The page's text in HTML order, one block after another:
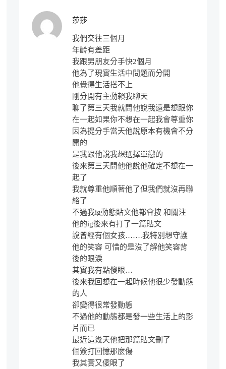
莎莎
我們交往三個月
年齡有差距
我跟男朋友分手快2個月
他為了現實生活中問題而分開
他覺得生活搭不上
剛分開有主動賴我聊天
聊了第三天我就問他說我還是想跟你
在一起如果你不想在一起我會尊重你
因為提分手當天他說原本有機會不分
開的
是我跟他說我想選擇單戀的
後來第三天問他他說他確定不想在一
起了
我就尊重他順著他了但我們就沒再聯
絡了
不過我ig動態貼文他都會按 和關注
他的ig後來有打了一篇貼文
說曾經有個女孩…….我特別想守護
他的笑容 可惜的是沒了解他笑容背
後的眼淚
其實我有點傻眼…
後來我回想在一起時候他很少發動態
的人
卻變得很常發動態
不過他的動態都是發一些生活上的影
片而已
最近這幾天他把那篇貼文刪了
個簽打回憶那麼傷
我其實又傻眼了